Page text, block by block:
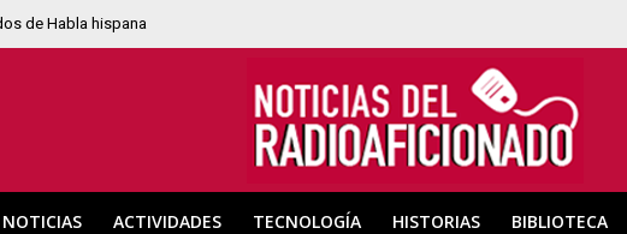
de Habla hispana
NOTICIAS ACTIVIDADES TECNOLOGÍA HISTORIAS BIBLIOTECA